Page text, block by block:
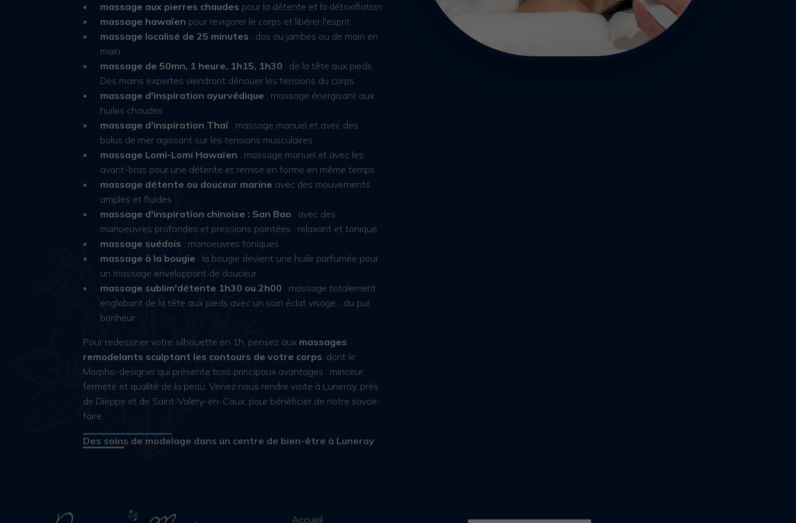
massage aux pierres chaudes pour la détente et la détoxifiation
massage hawaïen pour revigorer le corps et libérer l'esprit
massage localisé de 25 minutes : dos ou jambes ou de main en
main
massage de 50mn, 1 heure, 1h15, 1h30 : de la tête aux pieds.
Des mains expertes viendront dénouer les tensions du corps
massage d'inspiration ayurvédique : massage énergisant aux
huiles chaudes
massage d'inspiration Thaï: massage manuel et avec des
bolus de mer agissant sur les tensions musculaires
massage Lomi-Lomi Hawaïen : massage manuel et avec les
avant-bras pour une détente et remise en forme en même temps
massage détente ou douceur marine avec des mouvements
amples et fluides
massage d'inspiration chinoise : San Bao : avec des
manoeuvres profondes et pressions pointées : relaxant et tonique
massage suédois : manoeuvres toniques
massage à la bougie : la bougie devient une huile parfumée pour
un massage enveloppant de douceur
massage sublim'détente 1h30 ou 2h00 : massage totalement
englobant de la tête aux pieds avec un soin éclat visage... du pur
bonheur
Pour redessiner votre silhouette en 1h, pensez aux massages
remodelants sculptant les contours de votre corps, dont le
Morpho-designer qui présente trois principaux avantages : minceur,
fermeté et qualité de la peau. Venez nous rendre visite à Luneray, près
de Dieppe et de Saint-Valery-en-Caux, pour bénéficier de notre savoir-
faire.
Des soins de modelage dans un centre de bien-être à Luneray
Accueil